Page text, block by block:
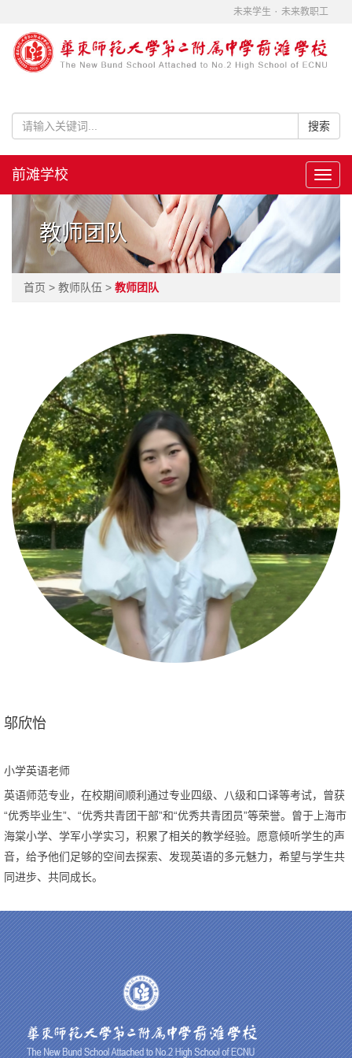
未来学生 · 未来教职工
前滩学校
教师团队
首页 > 教师队伍 > 教师团队
邬欣怡
小学英语老师
英语师范专业，在校期间顺利通过专业四级、八级和口译等考试，曾获
“优秀毕业生”、“优秀共青团干部”和“优秀共青团员”等荣誉。曾于上海市
海棠小学、学军小学实习，积累了相关的教学经验。愿意倾听学生的声
音，给予他们足够的空间去探索、发现英语的多元魅力，希望与学生共
同进步、共同成长。